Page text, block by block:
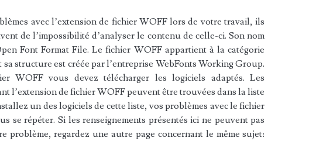
avec l’extension de fichier WOFF lors de votre travail, ils
de l’impossibilité d’analyser le contenu de celle-ci. Son nom
Font Format File. Le fichier WOFF appartient à la catégorie
sa structure est créée par l’entreprise WebFonts Working Group.
WOFF vous devez télécharger les logiciels adaptés. Les
l’extension de fichier WOFF peuvent être trouvées dans la liste
un des logiciels de cette liste, vos problèmes avec le fichier
se répéter. Si les renseignements présentés ici ne peuvent pas
problème, regardez une autre page concernant le même sujet: